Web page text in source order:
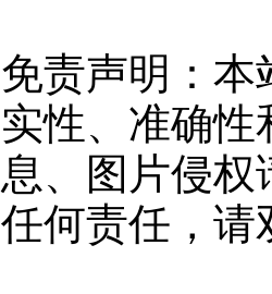
免责声明：本
实性、准确性
息、图片侵权
任何责任，请